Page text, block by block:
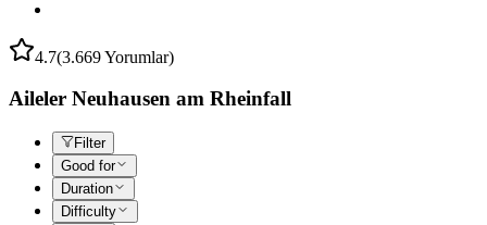
4.7(3.669 Yorumlar)
Aileler Neuhausen am Rheinfall
Filter
Good for
Duration
Difficulty